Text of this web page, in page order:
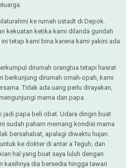
ke rumah ustadt di Depok.
kekuatan ketika kami dilanda gundah
tetap kami bina karena kami yakini ada
dirumah orangtua tetapi hasrat
berkunjung dirumah omah-opah, kami
Tidak ada uang perlu dirayakan,
mama dan papa.
papa beli obat. Udara dingin buat
sudah paham memang kondisi mama
bersahabat, apalagi diwaktu hujan.
ke dokter di antar a Teguh, dan
hal yang buat saya luluh dengan
kasihnya dia bersedia hingga tawari